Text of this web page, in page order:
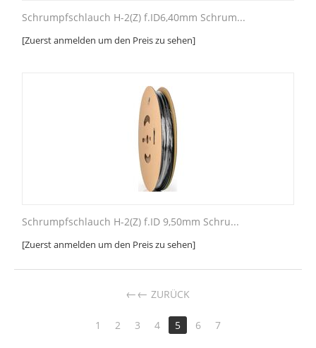
Schrumpfschlauch H-2(Z) f.ID6,40mm Schrum...
[Zuerst anmelden um den Preis zu sehen]
Schrumpfschlauch H-2(Z) f.ID 9,50mm Schru...
[Zuerst anmelden um den Preis zu sehen]
← ZURÜCK
1 2 3 4 5 6 7